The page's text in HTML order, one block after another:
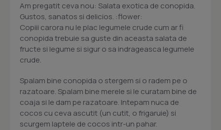
Am pregatit ceva nou: Salata exotica de conopida.
Gustos, sanatos si delicios. :flower:
Copiii carora nu le plac legumele crude cum ar fi
conopida trebuie sa guste din aceasta salata de
fructe si legume si sigur o sa indrageasca legumele
crude.
Spalam bine conopida o stergem si o radem pe o
razatoare. Spalam bine merele si le curatam bine de
coaja si le dam pe razatoare. Intepam nuca de
cocos cu ceva ascutit (un cutit, o frigaruie) si
scurgem laptele de cocos intr-un pahar.